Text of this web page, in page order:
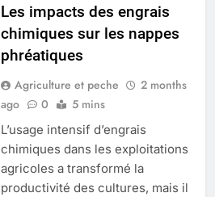
Les impacts des engrais
chimiques sur les nappes
phréatiques
Agriculture et peche
2 months
ago
0 5 mins
L’usage intensif d’engrais
chimiques dans les exploitations
agricoles a transformé la
productivité des cultures, mais il